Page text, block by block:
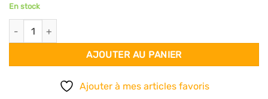
En stock
quantité de Echarpe 140x140 - Reflets célestes
AJOUTER AU PANIER
Ajouter à mes articles favoris